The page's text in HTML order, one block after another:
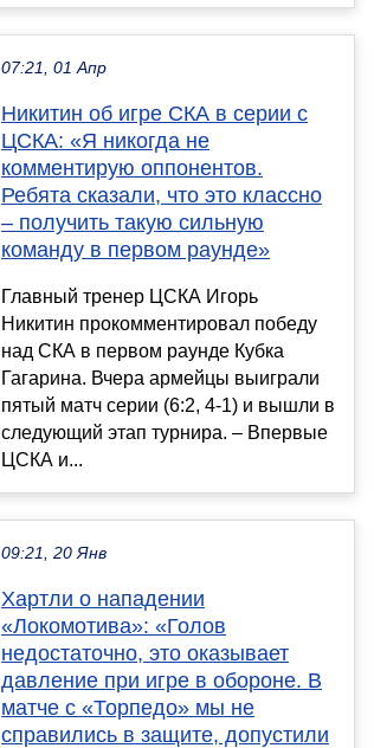
07:21, 01 Апр
Никитин об игре СКА в серии с
ЦСКА: «Я никогда не
комментирую оппонентов.
Ребята сказали, что это классно
– получить такую сильную
команду в первом раунде»
Главный тренер ЦСКА Игорь
Никитин прокомментировал победу
над СКА в первом раунде Кубка
Гагарина. Вчера армейцы выиграли
пятый матч серии (6:2, 4-1) и вышли в
следующий этап турнира. – Впервые
ЦСКА и...
09:21, 20 Янв
Хартли о нападении
«Локомотива»: «Голов
недостаточно, это оказывает
давление при игре в обороне. В
матче с «Торпедо» мы не
справились в защите, допустили